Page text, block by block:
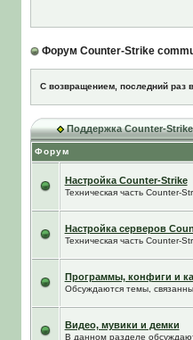
Форум Counter-Strike
С возвращением, последний раз
Поддержка Counter-Strike
Форум
Настройка Counter-Strike
Техническая часть Counter-
Настройка серверов
Техническая часть Counter-
Программы, конфиги и
Обсуждаются темы,
Видео, мувики и демки
В данном разделе